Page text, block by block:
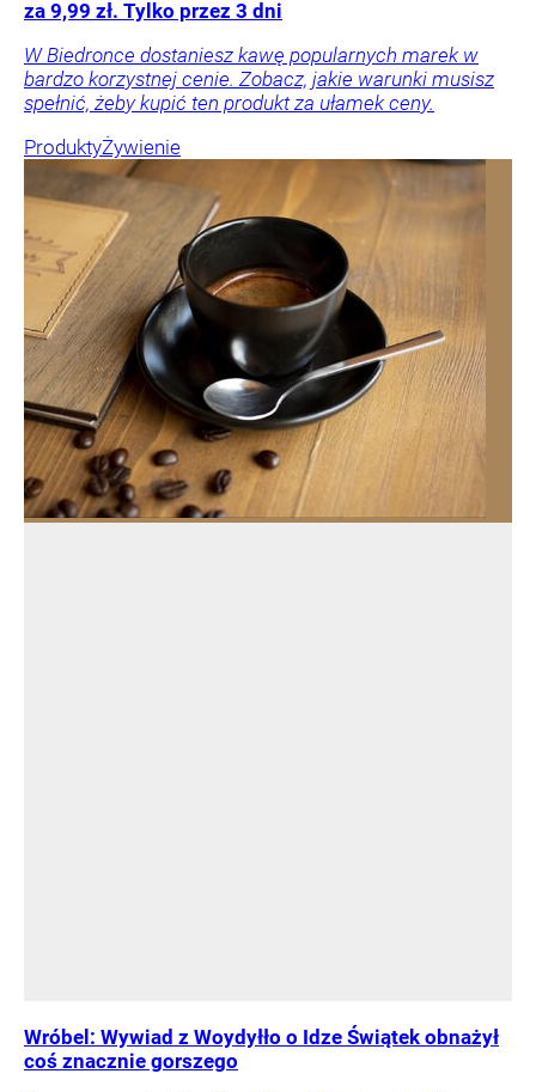
za 9,99 zł. Tylko przez 3 dni
W Biedronce dostaniesz kawę popularnych marek w
bardzo korzystnej cenie. Zobacz, jakie warunki musisz
spełnić, żeby kupić ten produkt za ułamek ceny.
ProduktyŻywienie
Wróbel: Wywiad z Woydyłło o Idze Świątek obnażył
coś znacznie gorszego